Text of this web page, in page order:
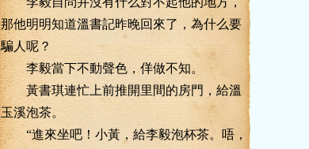
那他明明知道溫書記昨晚回來了，為什么要
騙人呢？
李毅當下不動聲色，佯做不知。
黃書琪連忙上前推開里間的房門，給溫
玉溪泡茶。
“進來坐吧！小黃，給李毅泡杯茶。唔，